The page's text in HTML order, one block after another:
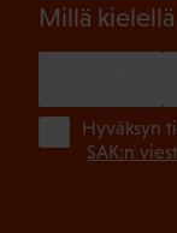
Millä
Hyväksyn
SAK:n